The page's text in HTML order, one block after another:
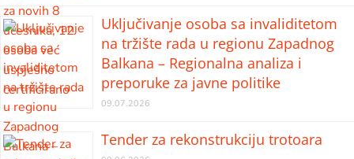
Uključivanje osoba sa invaliditetom
na tržište rada u regionu Zapadnog
Balkana – Regionalna analiza i
preporuke za javne politike
09.07.2026
Tender za rekonstrukciju trotoara